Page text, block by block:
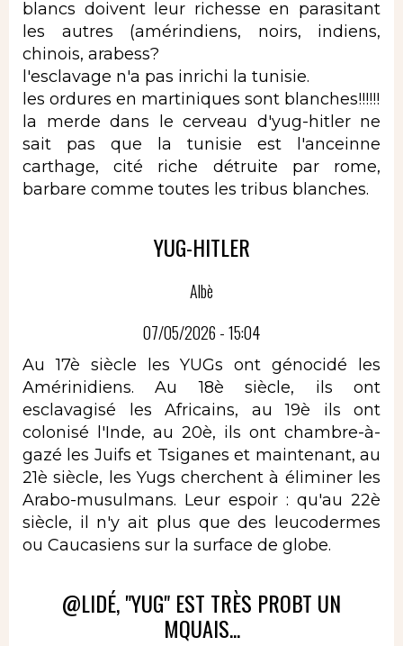
blancs doivent leur richesse en parasitant
les autres (amérindiens, noirs, indiens,
chinois, arabess?
l'esclavage n'a pas inrichi la tunisie.
les ordures en martiniques sont blanches!!!!!!
la merde dans le cerveau d'yug-hitler ne
sait pas que la tunisie est l'anceinne
carthage, cité riche détruite par rome,
barbare comme toutes les tribus blanches.
YUG-HITLER
Albè
07/05/2026 - 15:04
Au 17è siècle les YUGs ont génocidé les
Amérinidiens. Au 18è siècle, ils ont
esclavagisé les Africains, au 19è ils ont
colonisé l'Inde, au 20è, ils ont chambre-à-
gazé les Juifs et Tsiganes et maintenant, au
21è siècle, les Yugs cherchent à éliminer les
Arabo-musulmans. Leur espoir : qu'au 22è
siècle, il n'y ait plus que des leucodermes
ou Caucasiens sur la surface de globe.
@LIDÉ, "YUG" EST TRÈS PROBT UN
MQUAIS...